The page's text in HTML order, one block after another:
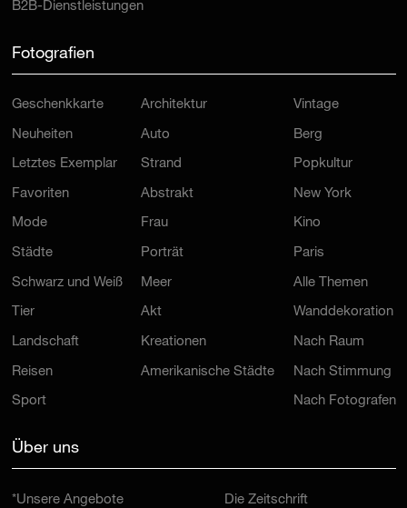
B2B-Dienstleistungen
Fotografien
Geschenkkarte
Neuheiten
Letztes Exemplar
Favoriten
Mode
Städte
Schwarz und Weiß
Tier
Landschaft
Reisen
Sport
Architektur
Auto
Strand
Abstrakt
Frau
Porträt
Meer
Akt
Kreationen
Amerikanische Städte
Vintage
Berg
Popkultur
New York
Kino
Paris
Alle Themen
Wanddekoration
Nach Raum
Nach Stimmung
Nach Fotografen
Über uns
*Unsere Angebote Die Zeitschrift